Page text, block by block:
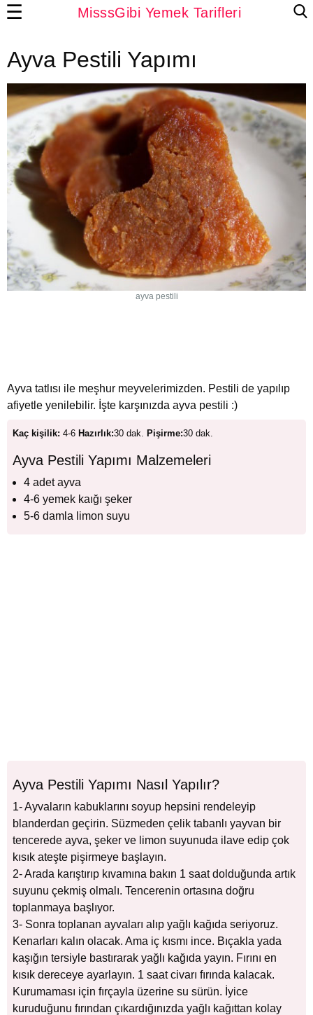
MisssGibi Yemek Tarifleri
☰
Ayva Pestili Yapımı
ayva pestili
Ayva tatlısı ile meşhur meyvelerimizden. Pestili de yapılıp
afiyetle yenilebilir. İşte karşınızda ayva pestili :)
Kaç kişilik: 4-6 Hazırlık:30 dak. Pişirme:30 dak.
Ayva Pestili Yapımı Malzemeleri
4 adet ayva
4-6 yemek kaığı şeker
5-6 damla limon suyu
Ayva Pestili Yapımı Nasıl Yapılır?
1- Ayvaların kabuklarını soyup hepsini rendeleyip
blanderdan geçirin. Süzmeden çelik tabanlı yayvan bir
tencerede ayva, şeker ve limon suyunuda ilave edip çok
kısık ateşte pişirmeye başlayın.
2- Arada karıştırıp kıvamına bakın 1 saat dolduğunda artık
suyunu çekmiş olmalı. Tencerenin ortasına doğru
toplanmaya başlıyor.
3- Sonra toplanan ayvaları alıp yağlı kağıda seriyoruz.
Kenarları kalın olacak. Ama iç kısmı ince. Bıçakla yada
kaşığın tersiyle bastırarak yağlı kağıda yayın. Fırını en
kısık dereceye ayarlayın. 1 saat civarı fırında kalacak.
Kurumaması için fırçayla üzerine su sürün. İyice
kuruduğunu fırından çıkardığınızda yağlı kağıttan kolay